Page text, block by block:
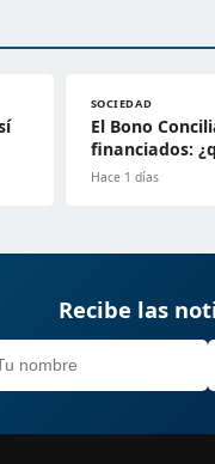
SOCIEDAD
El Bono
financiados:
Hace 1 días
Recibe las